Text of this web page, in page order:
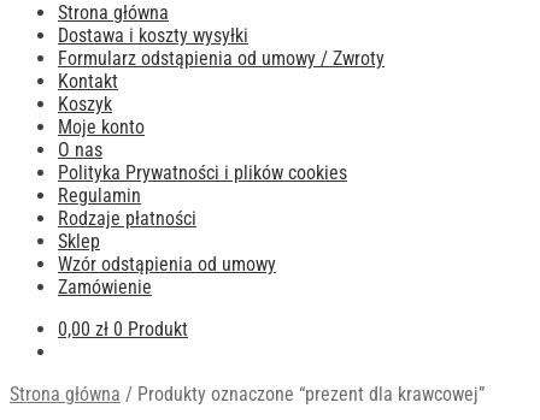
Strona główna
Dostawa i koszty wysyłki
Formularz odstąpienia od umowy / Zwroty
Kontakt
Koszyk
Moje konto
O nas
Polityka Prywatności i plików cookies
Regulamin
Rodzaje płatności
Sklep
Wzór odstąpienia od umowy
Zamówienie
0,00 zł 0 Produkt
Strona główna / Produkty oznaczone “prezent dla krawcowej”